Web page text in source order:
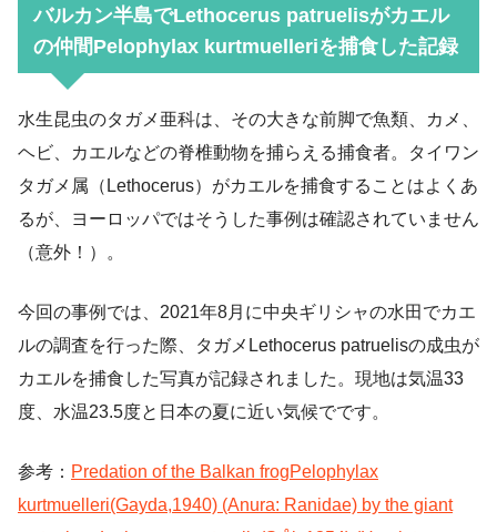
バルカン半島でLethocerus patruelisがカエル
の仲間Pelophylax kurtmuelleriを捕食した記録
水生昆虫のタガメ亜科は、その大きな前脚で魚類、カメ、
ヘビ、カエルなどの脊椎動物を捕らえる捕食者。タイワン
タガメ属（Lethocerus）がカエルを捕食することはよくあ
るが、ヨーロッパではそうした事例は確認されていません
（意外！）。
今回の事例では、2021年8月に中央ギリシャの水田でカエ
ルの調査を行った際、タガメLethocerus patruelisの成虫が
カエルを捕食した写真が記録されました。現地は気温33
度、水温23.5度と日本の夏に近い気候でです。
参考： Predation of the Balkan frogPelophylax
kurtmuelleri(Gayda,1940) (Anura: Ranidae) by the giant